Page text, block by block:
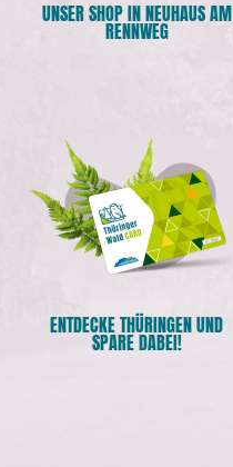
UNSER SHOP IN NEUHAUS AM
RENNWEG
ENTDECKE THÜRINGEN UND
SPARE DABEI!